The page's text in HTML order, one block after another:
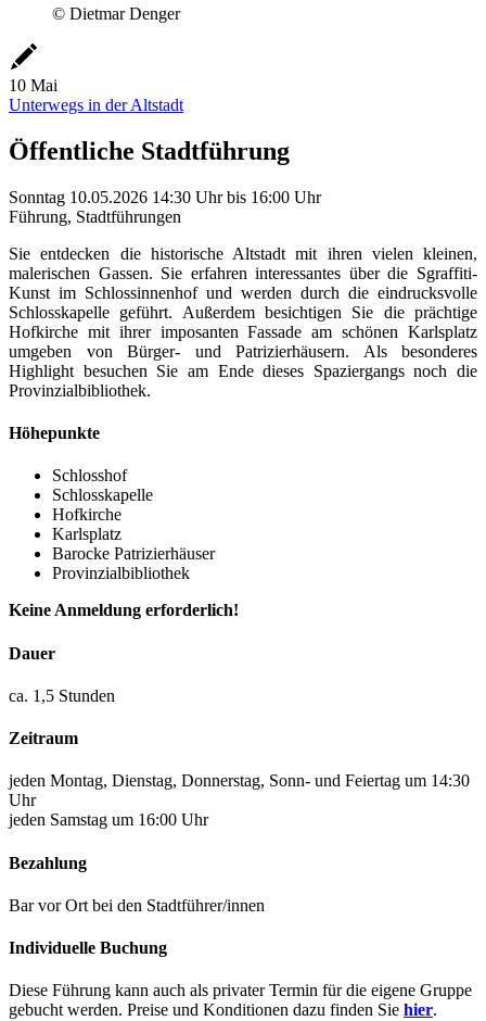
© Dietmar Denger
10 Mai
Unterwegs in der Altstadt
Öffentliche Stadtführung
Sonntag 10.05.2026 14:30 Uhrbis 16:00 Uhr
Führung, Stadtführungen
Sie entdecken die historische Altstadt mit ihren vielen kleinen,
malerischen Gassen. Sie erfahren interessantes über die Sgraffiti-
Kunst im Schlossinnenhof und werden durch die eindrucksvolle
Schlosskapelle geführt. Außerdem besichtigen Sie die prächtige
Hofkirche mit ihrer imposanten Fassade am schönen Karlsplatz
umgeben von Bürger- und Patrizierhäusern. Als besonderes
Highlight besuchen Sie am Ende dieses Spaziergangs noch die
Provinzialbibliothek.
Höhepunkte
Schlosshof
Schlosskapelle
Hofkirche
Karlsplatz
Barocke Patrizierhäuser
Provinzialbibliothek
Keine Anmeldung erforderlich!
Dauer
ca. 1,5 Stunden
Zeitraum
jeden Montag, Dienstag, Donnerstag, Sonn- und Feiertag um 14:30
Uhr
jeden Samstag um 16:00 Uhr
Bezahlung
Bar vor Ort bei den Stadtführer/innen
Individuelle Buchung
Diese Führung kann auch als privater Termin für die eigene Gruppe
gebucht werden. Preise und Konditionen dazu finden Sie hier.